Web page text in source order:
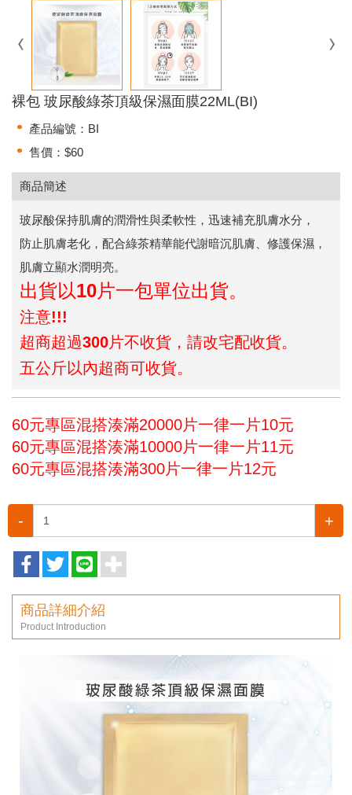
裸包 玻尿酸綠茶頂級保濕面膜22ML(BI)
產品編號：BI
售價：$60
商品簡述
玻尿酸保持肌膚的潤滑性與柔軟性，迅速補充肌膚水分，
防止肌膚老化，配合綠茶精華能代謝暗沉肌膚、修護保濕，
肌膚立顯水潤明亮。
出貨以10片一包單位出貨。
注意!!!
超商超過300片不收貨，請改宅配收貨。
五公斤以內超商可收貨。
60元專區混搭湊滿20000片一律一片10元
60元專區混搭湊滿10000片一律一片11元
60元專區混搭湊滿300片一律一片12元
- +
商品詳細介紹
Product Introduction